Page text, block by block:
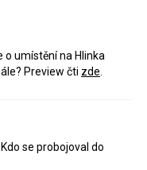
o umístění na Hlinka
Preview čti zde
se probojoval do